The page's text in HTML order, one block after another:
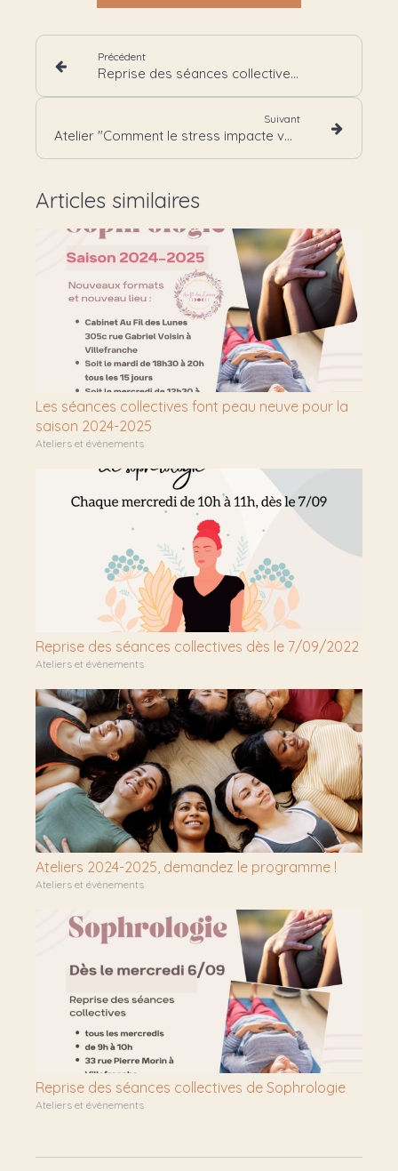
Précédent
Reprise des séances collectives de Sophrologie
Suivant
Atelier "Comment le stress impacte votre alimentation"
Articles similaires
Les séances collectives font peau neuve pour la
saison 2024-2025
Ateliers et évènements
Reprise des séances collectives dès le 7/09/2022
Ateliers et évènements
Ateliers 2024-2025, demandez le programme !
Ateliers et évènements
Reprise des séances collectives de Sophrologie
Ateliers et évènements